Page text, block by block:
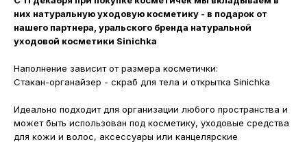
них натуральную уходовую косметику - в подарок от
нашего партнера, уральского бренда натуральной
уходовой косметики Sinichka
Наполнение зависит от размера косметички:
Стакан-органайзер - скраб для тела и открытка Sinichka
Идеально подходит для организации любого пространства и
может быть использован под косметику, уходовые средства
для кожи и волос, аксессуары или канцелярские